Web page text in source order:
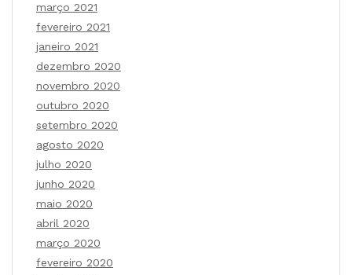
março 2021
fevereiro 2021
janeiro 2021
dezembro 2020
novembro 2020
outubro 2020
setembro 2020
agosto 2020
julho 2020
junho 2020
maio 2020
abril 2020
março 2020
fevereiro 2020